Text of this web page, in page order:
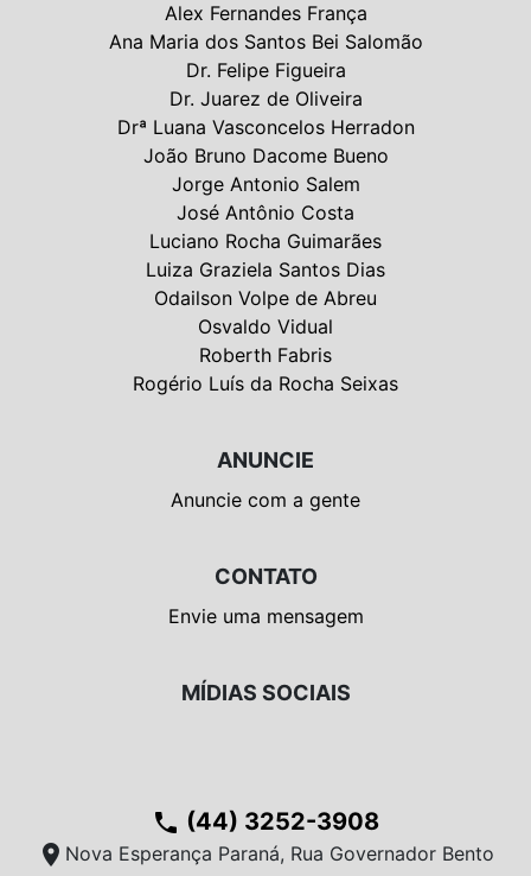
Alex Fernandes França
Ana Maria dos Santos Bei Salomão
Dr. Felipe Figueira
Dr. Juarez de Oliveira
Drª Luana Vasconcelos Herradon
João Bruno Dacome Bueno
Jorge Antonio Salem
José Antônio Costa
Luciano Rocha Guimarães
Luiza Graziela Santos Dias
Odailson Volpe de Abreu
Osvaldo Vidual
Roberth Fabris
Rogério Luís da Rocha Seixas
ANUNCIE
Anuncie com a gente
CONTATO
Envie uma mensagem
MÍDIAS SOCIAIS
phone (44) 3252-3908
location_on Nova Esperança Paraná, Rua Governador Bento